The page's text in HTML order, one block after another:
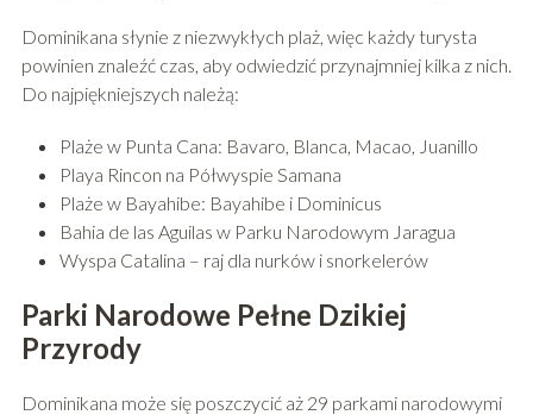
Dominikana słynie z niezwykłych plaż, więc każdy turysta
powinien znaleźć czas, aby odwiedzić przynajmniej kilka z nich.
Do najpiękniejszych należą:
Plaże w Punta Cana: Bavaro, Blanca, Macao, Juanillo
Playa Rincon na Półwyspie Samana
Plaże w Bayahibe: Bayahibe i Dominicus
Bahia de las Aguilas w Parku Narodowym Jaragua
Wyspa Catalina – raj dla nurków i snorkelerów
Parki Narodowe Pełne Dzikiej
Przyrody
Dominikana może się poszczycić aż 29 parkami narodowymi